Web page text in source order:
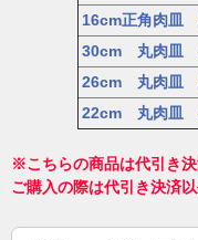
16cm正角肉
30cm 丸肉皿
26cm 丸肉皿
22cm 丸肉皿
※こちらの商品は代引き決
ご購入の際は代引き決済